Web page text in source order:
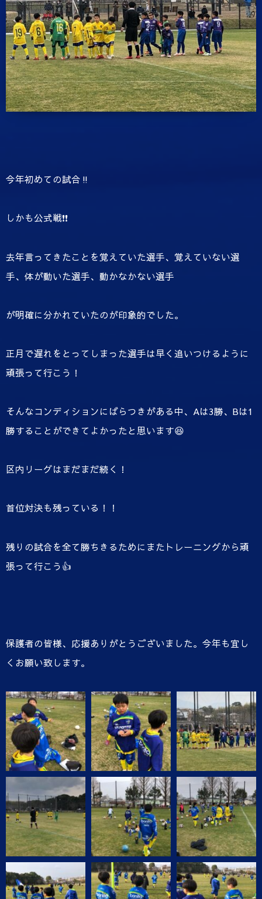
今年初めての試合‼️
しかも公式戦❗️❗️
去年言ってきたことを覚えていた選手、覚えていない選
手、体が動いた選手、動かなかない選手
が明確に分かれていたのが印象的でした。
正月で遅れをとってしまった選手は早く追いつけるように
頑張って行こう！
そんなコンディションにばらつきがある中、Aは3勝、Bは1
勝することができてよかったと思います😆
区内リーグはまだまだ続く！
首位対決も残っている！！
残りの試合を全て勝ちきるためにまたトレーニングから頑
張って行こう👍
保護者の皆様、応援ありがとうございました。今年も宜し
くお願い致します。